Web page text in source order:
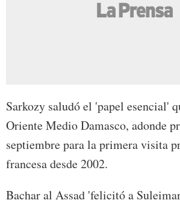
Sarkozy saludó el 'papel esencial'
Oriente Medio Damasco, adonde
septiembre para la primera visita
francesa desde 2002.
Bachar al Assad 'felicitó a